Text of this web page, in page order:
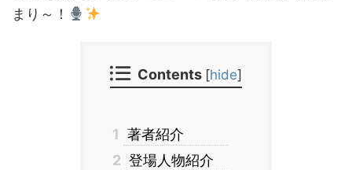
まり～！
Contents [hide]
1 著者紹介
2 登場人物紹介